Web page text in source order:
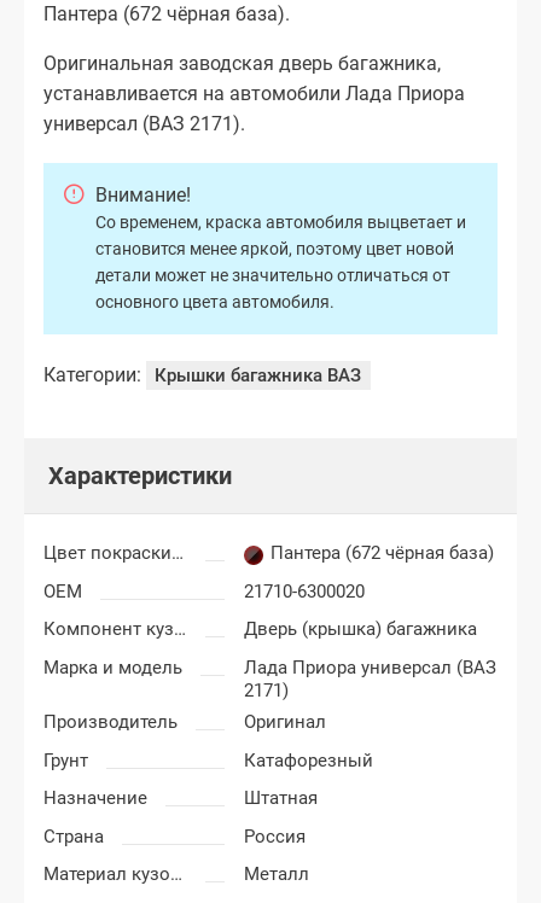
Пантера (672 чёрная база).
Оригинальная заводская дверь багажника,
устанавливается на автомобили Лада Приора
универсал (ВАЗ 2171).
Внимание!
Со временем, краска автомобиля выцветает и
становится менее яркой, поэтому цвет новой
детали может не значительно отличаться от
основного цвета автомобиля.
Категории: Крышки багажника ВАЗ
Характеристики
Цвет покраски Лада Приора
Пантера (672 чёрная база)
OEM
21710-6300020
Компонент кузова
Дверь (крышка) багажника
Марка и модель
Лада Приора универсал (ВАЗ
2171)
Производитель
Оригинал
Грунт
Катафорезный
Назначение
Штатная
Страна
Россия
Материал кузовных деталей
Металл